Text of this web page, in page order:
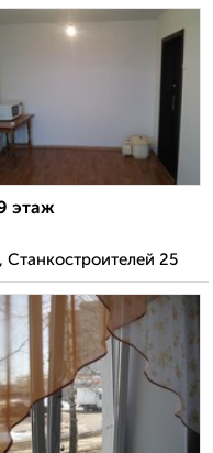
этаж
25